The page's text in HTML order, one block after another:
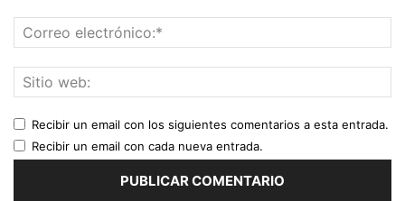
Recibir un email con los siguientes comentarios a esta entrada.
Recibir un email con cada nueva entrada.